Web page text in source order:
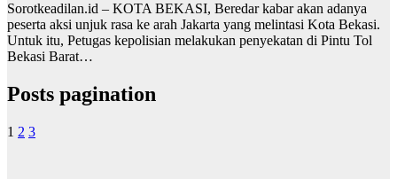
Sorotkeadilan.id – KOTA BEKASI, Beredar kabar akan adanya
peserta aksi unjuk rasa ke arah Jakarta yang melintasi Kota Bekasi.
Untuk itu, Petugas kepolisian melakukan penyekatan di Pintu Tol
Bekasi Barat…
Posts pagination
1 2 3